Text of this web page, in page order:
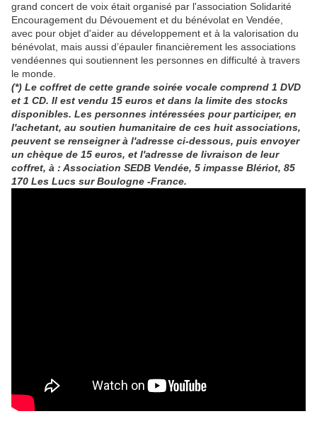
grand concert de voix était organisé par l'association Solidarité
Encouragement du Dévouement et du bénévolat en Vendée,
avec pour objet d'aider au développement et à la valorisation du
bénévolat, mais aussi d’épauler financièrement les associations
vendéennes qui soutiennent les personnes en difficulté à travers
le monde.
(*) Le coffret de cette grande soirée vocale comprend 1 DVD
et 1 CD. Il est vendu 15 euros et dans la limite des stocks
disponibles. Les personnes intéressées pour participer, en
l'achetant, au soutien humanitaire de ces huit associations,
peuvent se renseigner à l'adresse ci-dessous, puis envoyer
un chèque de 15 euros, et l'adresse de livraison de leur
coffret, à : Association SEDB Vendée, 5 impasse Blériot, 85
170 Les Lucs sur Boulogne -France.